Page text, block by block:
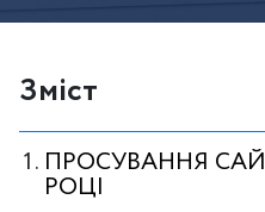
Зміст
ПРОСУВАННЯ
РОЦІ